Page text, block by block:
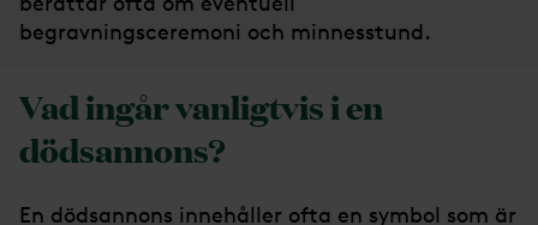
begravningsceremoni och minnesstund.
Vad ingår vanligtvis i en
dödsannons?
En dödsannons innehåller ofta en symbol som är